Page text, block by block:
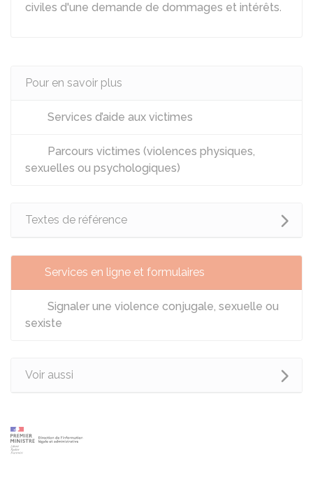
civiles d'une demande de dommages et intérêts.
Pour en savoir plus
Services d’aide aux victimes
Parcours victimes (violences physiques,
sexuelles ou psychologiques)
Textes de référence
Services en ligne et formulaires
Signaler une violence conjugale, sexuelle ou
sexiste
Voir aussi